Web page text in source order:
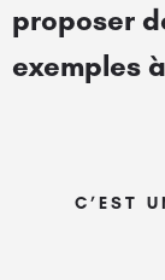
proposer
exemples
C’EST